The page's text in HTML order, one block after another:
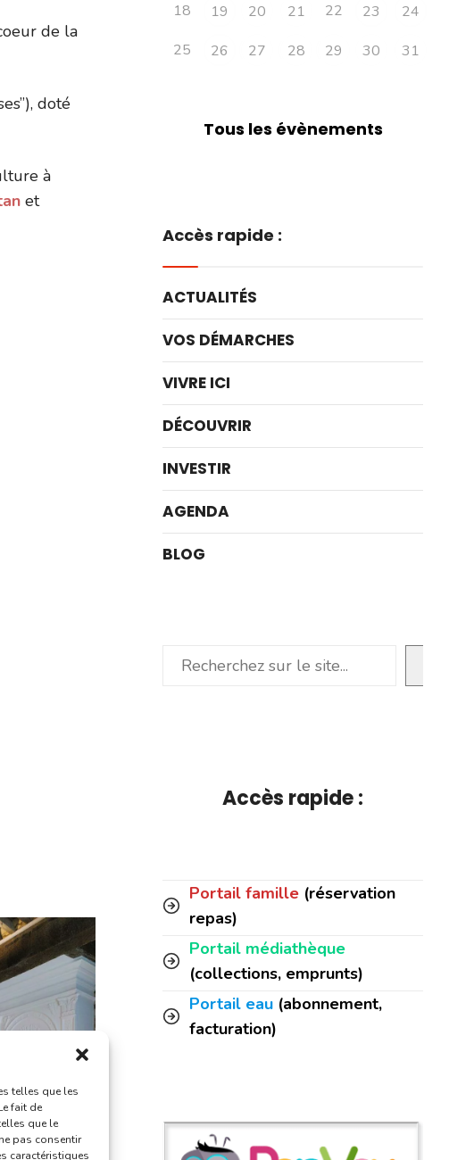
telles que les
fait de
que le
pas consentir
caractéristiques
de la
doté
à
et
18
19 20 21 22 23
24
25
26 27 28 29 30 31
Tous les évènements
Accès rapide :
ACTUALITÉS
VOS DÉMARCHES
VIVRE ICI
DÉCOUVRIR
INVESTIR
AGENDA
BLOG
Rechercher
Accès rapide :
Portail famille (réservation
repas)
Portail médiathèque
(collections, emprunts)
Portail eau (abonnement,
facturation)